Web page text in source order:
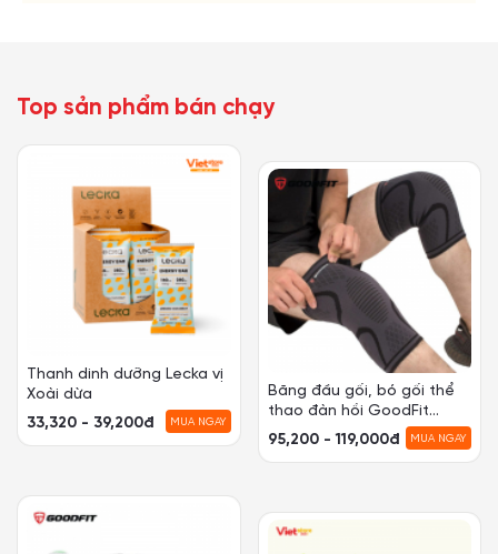
Top sản phẩm bán chạy
Băng đầu gối, bó gối thể
thao đàn hồi GoodFit
GF518K
Giá treo huy chương gỗ có
sẵn
200,000đ Tiết kiệm 51,000đ
MUA NGAY